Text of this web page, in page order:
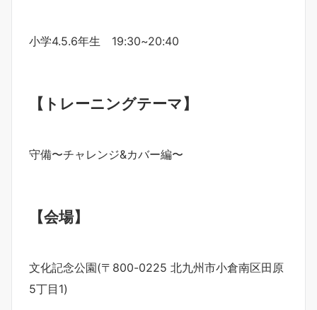
小学4.5.6年生 19:30~20:40
【トレーニングテーマ】
守備〜チャレンジ&カバー編〜
【会場】
文化記念公園(〒800-0225 北九州市小倉南区田原
5丁目1)